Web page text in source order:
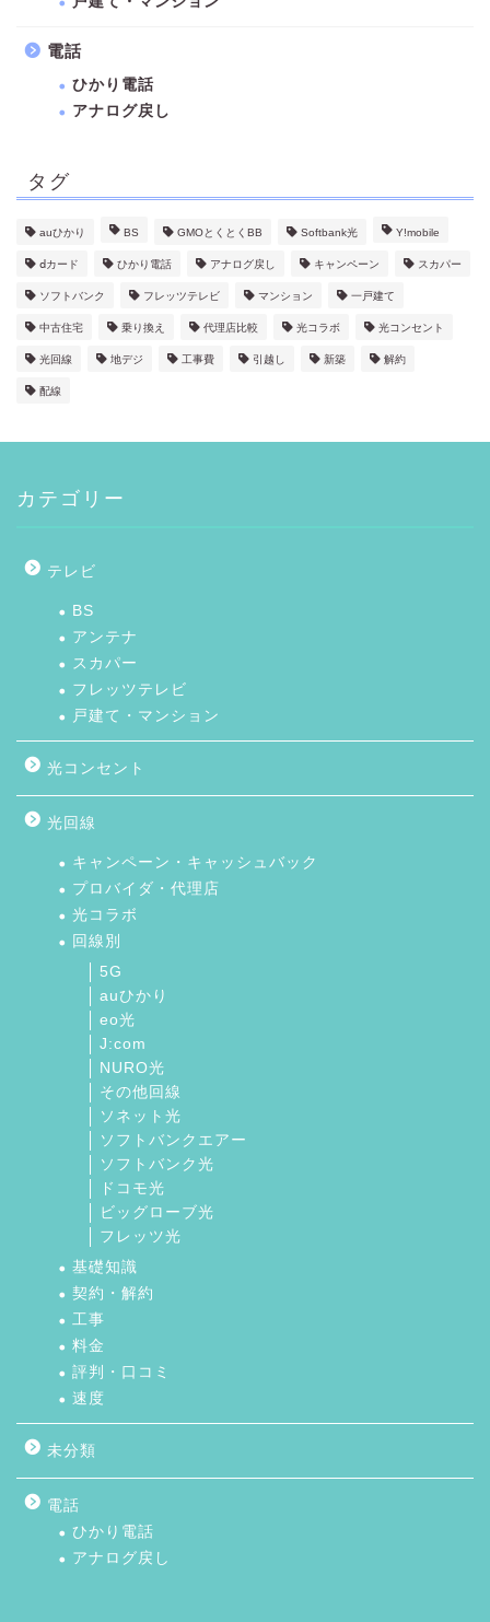
電話
ひかり電話
アナログ戻し
タグ
auひかり BS GMOとくとくBB Softbank光 Y!mobile
ⅾカード ひかり電話 アナログ戻し キャンペーン スカパー
ソフトバンク フレッツテレビ マンション 一戸建て
中古住宅 乗り換え 代理店比較 光コラボ 光コンセント
光回線 地デジ 工事費 引越し 新築 解約
配線
カテゴリー
テレビ
BS
アンテナ
スカパー
フレッツテレビ
戸建て・マンション
光コンセント
光回線
キャンペーン・キャッシュバック
プロバイダ・代理店
光コラボ
回線別
5G
auひかり
eo光
J:com
NURO光
その他回線
ソネット光
ソフトバンクエアー
ソフトバンク光
ドコモ光
ビッグローブ光
フレッツ光
基礎知識
契約・解約
工事
料金
評判・口コミ
速度
未分類
電話
ひかり電話
アナログ戻し